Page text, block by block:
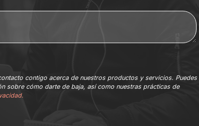
contigo acerca de nuestros productos y servicios. Puedes
sobre cómo darte de baja, así como nuestras prácticas de